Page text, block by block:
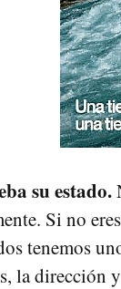
su estado.
Si no
tenemos
la dirección